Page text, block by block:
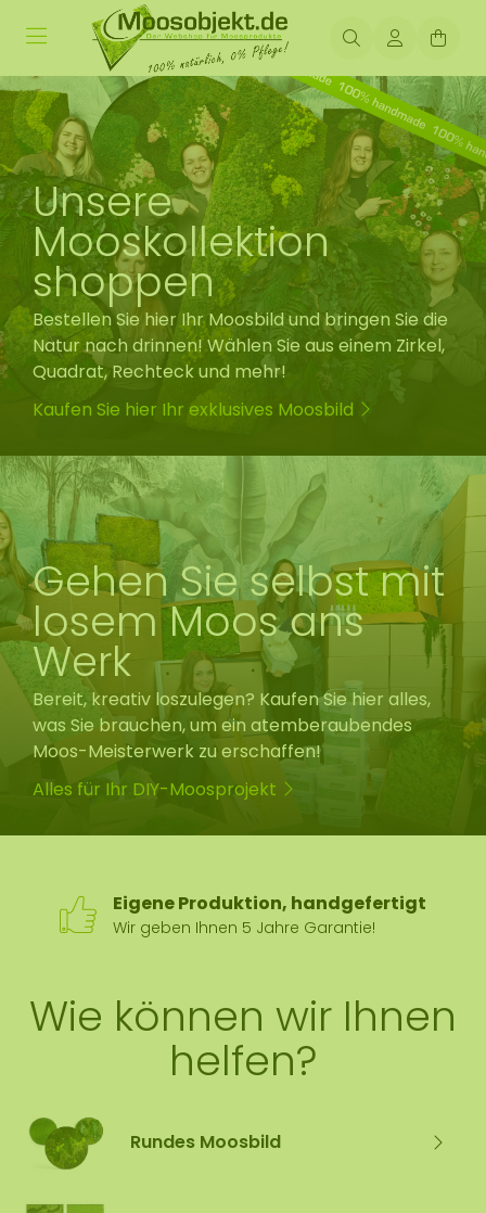
Unsere
Mooskollektion
shoppen
Bestellen Sie hier Ihr Moosbild und bringen Sie die
Natur nach drinnen! Wählen Sie aus einem Zirkel,
Quadrat, Rechteck und mehr!
Kaufen Sie hier Ihr exklusives Moosbild
Gehen Sie selbst mit
losem Moos ans
Werk
Bereit, kreativ loszulegen? Kaufen Sie hier alles,
was Sie brauchen, um ein atemberaubendes
Moos-Meisterwerk zu erschaffen!
Alles für Ihr DIY-Moosprojekt
Eigene Produktion, handgefertigt
Wir geben Ihnen 5 Jahre Garantie!
Wie können wir Ihnen
helfen?
Rundes Moosbild